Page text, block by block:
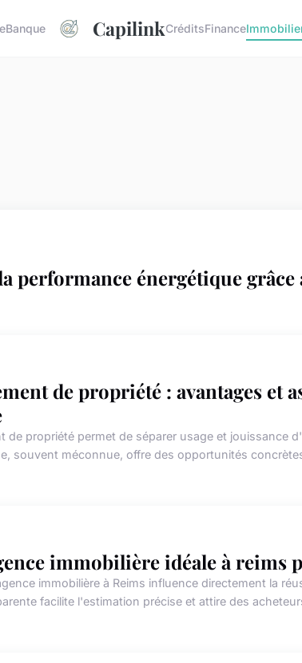
Banque CapilinkCréditsFinance
performance énergétique grâce
de propriété : avantages et
de propriété permet de séparer usage et jouissance
souvent méconnue, offre des opportunités
immobilière idéale à reims
immobilière à Reims influence directement la
facilite l'estimation précise et attire des